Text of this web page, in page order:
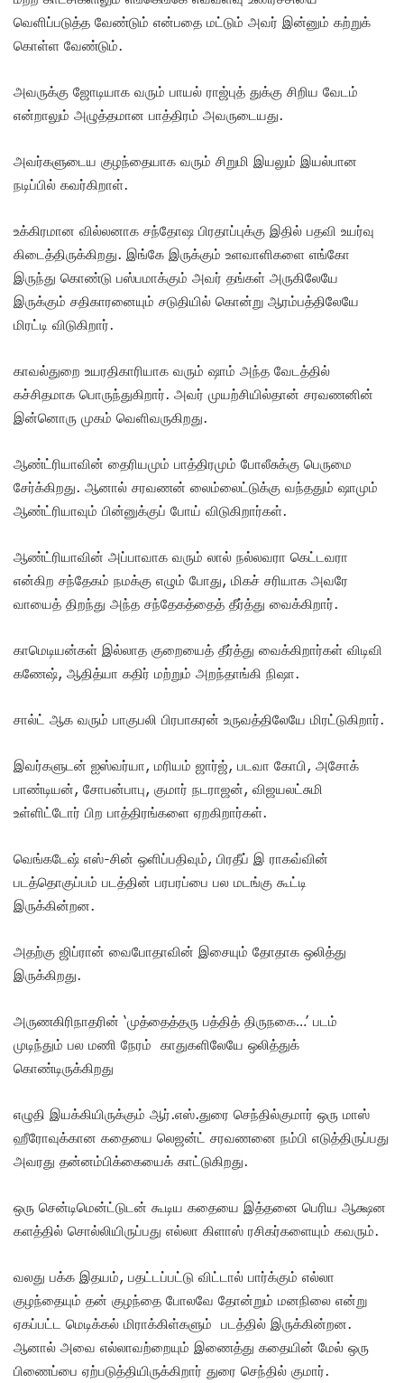
வெளிப்படுத்த வேண்டும் என்பதை மட்டும் அவர் இன்னும் கற்றுக்
கொள்ள வேண்டும்.
அவருக்கு ஜோடியாக வரும் பாயல் ராஜ்புத் துக்கு சிறிய வேடம்
என்றாலும் அழுத்தமான பாத்திரம் அவருடையது.
அவர்களுடைய குழந்தையாக வரும் சிறுமி இயலும் இயல்பான
நடிப்பில் கவர்கிறாள்.
உக்கிரமான வில்லனாக சந்தோஷ பிரதாப்புக்கு இதில் பதவி உயர்வு
கிடைத்திருக்கிறது. இங்கே இருக்கும் உளவாளிகளை எங்கோ
இருந்து கொண்டு பஸ்பமாக்கும் அவர் தங்கள் அருகிலேயே
இருக்கும் சதிகாரனையும் சடுதியில் கொன்று ஆரம்பத்திலேயே
மிரட்டி விடுகிறார்.
காவல்துறை உயரதிகாரியாக வரும் ஷாம் அந்த வேடத்தில்
கச்சிதமாக பொருந்துகிறார். அவர் முயற்சியில்தான் சரவணனின்
இன்னொரு முகம் வெளிவருகிறது.
ஆண்ட்ரியாவின் தைரியமும் பாத்திரமும் போலீசுக்கு பெருமை
சேர்க்கிறது. ஆனால் சரவணன் லைம்லைட்டுக்கு வந்ததும் ஷாமும்
ஆண்ட்ரியாவும் பின்னுக்குப் போய் விடுகிறார்கள்.
ஆண்ட்ரியாவின் அப்பாவாக வரும் லால் நல்லவரா கெட்டவரா
என்கிற சந்தேகம் நமக்கு எழும் போது, மிகச் சரியாக அவரே
வாயைத் திறந்து அந்த சந்தேகத்தைத் தீர்த்து வைக்கிறார்.
காமெடியன்கள் இல்லாத குறையைத் தீர்த்து வைக்கிறார்கள் விடிவி
கணேஷ், ஆதித்யா கதிர் மற்றும் அறந்தாங்கி நிஷா.
சால்ட் ஆக வரும் பாகுபலி பிரபாகரன் உருவத்திலேயே மிரட்டுகிறார்.
இவர்களுடன் ஐஸ்வர்யா, மரியம் ஜார்ஜ், படவா கோபி, அசோக்
பாண்டியன், சோபன்பாபு, குமார் நடராஜன், விஜயலட்சுமி
உள்ளிட்டோர் பிற பாத்திரங்களை ஏறகிறார்கள்.
வெங்கடேஷ் எஸ்-சின் ஒளிப்பதிவும், பிரதீப் இ ராகவ்வின்
படத்தொகுப்பம் படத்தின் பரபரப்பை பல மடங்கு கூட்டி
இருக்கின்றன.
அதற்கு ஜிப்ரான் வைபோதாவின் இசையும் தோதாக ஒலித்து
இருக்கிறது.
அருணகிரிநாதரின் ‘முத்தைத்தரு பத்தித் திருநகை…’ படம்
முடிந்தும் பல மணி நேரம் காதுகளிலேயே ஒலித்துக்
கொண்டிருக்கிறது
எழுதி இயக்கியிருக்கும் ஆர்.எஸ்.துரை செந்தில்குமார் ஒரு மாஸ்
ஹீரோவுக்கான கதையை லெஜன்ட் சரவணனை நம்பி எடுத்திருப்பது
அவரது தன்னம்பிக்கையைக் காட்டுகிறது.
ஒரு சென்டிமென்ட்டுடன் கூடிய கதையை இத்தனை பெரிய ஆக்ஷன
களத்தில் சொல்லியிருப்பது எல்லா கிளாஸ் ரசிகர்களையும் கவரும்.
வலது பக்க இதயம், பதட்டப்பட்டு விட்டால் பார்க்கும் எல்லா
குழந்தையும் தன் குழந்தை போலவே தோன்றும் மனநிலை என்று
ஏகப்பட்ட மெடிக்கல் மிராக்கிள்களும் படத்தில் இருக்கின்றன.
ஆனால் அவை எல்லாவற்றையும் இணைத்து கதையின் மேல் ஒரு
பிணைப்பை ஏற்படுத்தியிருக்கிறார் துரை செந்தில் குமார்.